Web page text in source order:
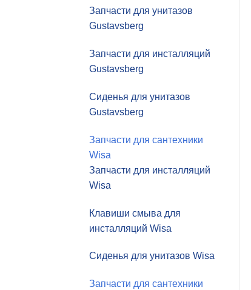
Запчасти для унитазов
Gustavsberg
Запчасти для инсталляций
Gustavsberg
Сиденья для унитазов
Gustavsberg
Запчасти для сантехники
Wisa
Запчасти для инсталляций
Wisa
Клавиши смыва для
инсталляций Wisa
Сиденья для унитазов Wisa
Запчасти для сантехники